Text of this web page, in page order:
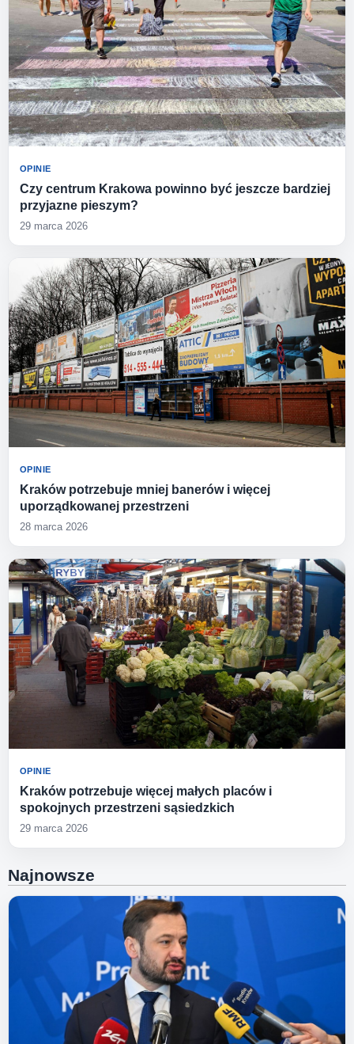
OPINIE
Czy centrum Krakowa powinno być jeszcze bardziej
przyjazne pieszym?
29 marca 2026
OPINIE
Kraków potrzebuje mniej banerów i więcej
uporządkowanej przestrzeni
28 marca 2026
OPINIE
Kraków potrzebuje więcej małych placów i
spokojnych przestrzeni sąsiedzkich
29 marca 2026
Najnowsze